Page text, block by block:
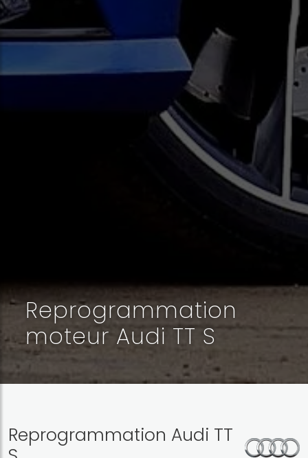
Reprogrammation
moteur Audi TT S
Reprogrammation Audi TT